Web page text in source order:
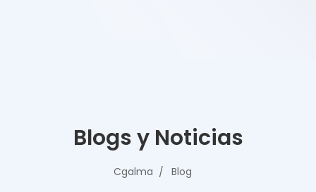
Blogs y Noticias
Cgalma Blog